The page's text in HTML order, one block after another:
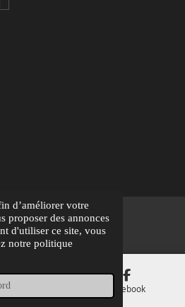
d’améliorer votre
proposer des annonces
d'utiliser ce site, vous
notre politique
Facebook